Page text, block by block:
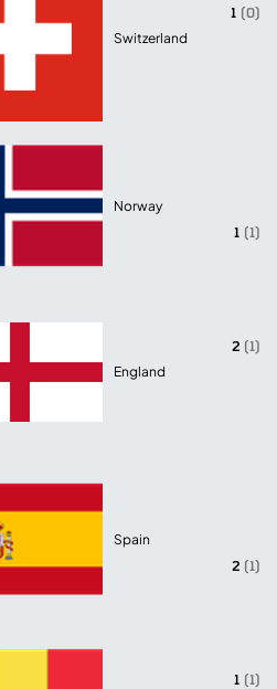
Switzerland
1 (0)
Norway
England
1 (1)
2 (1)
Spain
2 (1)
1 (1)